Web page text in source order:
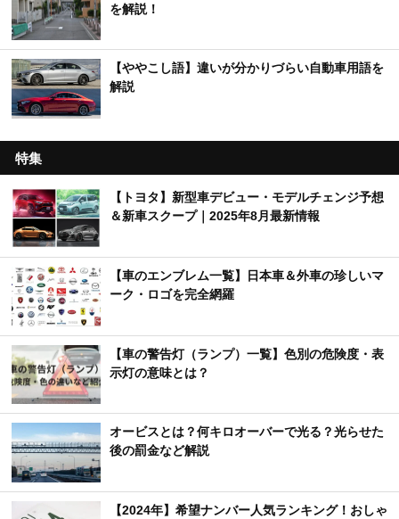
を解説！
【ややこし語】違いが分かりづらい自動車用語を
解説
特集
【トヨタ】新型車デビュー・モデルチェンジ予想
＆新車スクープ｜2025年8月最新情報
【車のエンブレム一覧】日本車＆外車の珍しいマ
ーク・ロゴを完全網羅
【車の警告灯（ランプ）一覧】色別の危険度・表
示灯の意味とは？
オービスとは？何キロオーバーで光る？光らせた
後の罰金など解説
【2024年】希望ナンバー人気ランキング！おしゃ